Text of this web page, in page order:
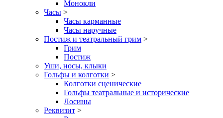
Монокли
Часы >
Часы карманные
Часы наручные
Постиж и театральный грим >
Грим
Постиж
Уши, носы, клыки
Гольфы и колготки >
Колготки сценические
Гольфы театральные и исторические
Лосины
Реквизит >